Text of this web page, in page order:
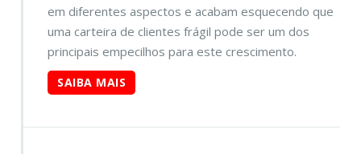
em diferentes aspectos e acabam esquecendo que
uma carteira de clientes frágil pode ser um dos
principais empecilhos para este crescimento.
SAIBA MAIS